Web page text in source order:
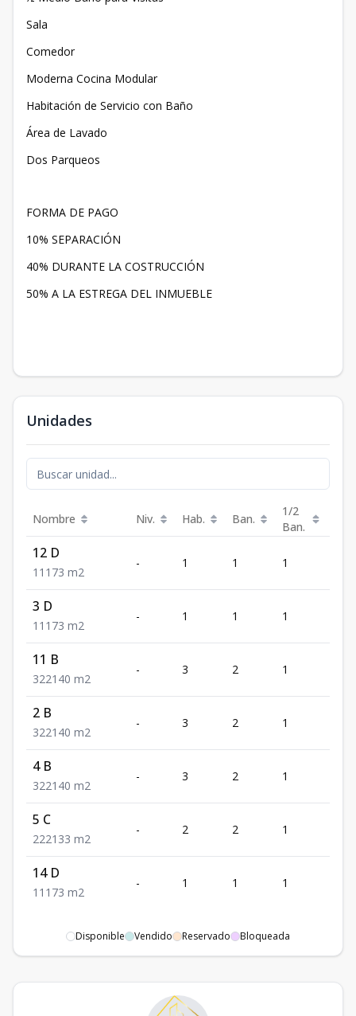
Sala
Comedor
Moderna Cocina Modular
Habitación de Servicio con Baño
Área de Lavado
Dos Parqueos
FORMA DE PAGO
10% SEPARACIÓN
40% DURANTE LA COSTRUCCIÓN
50% A LA ESTREGA DEL INMUEBLE
Unidades
Nombre Niv. Hab. Ban.
1/2
Ban.
12 D
1 1 1 73 m2
- 1 1 1
3 D
1 1 1 73 m2
- 1 1 1
11 B
322140 m2
- 3 2 1
2 B
322140 m2
- 3 2 1
4 B
322140 m2
- 3 2 1
5 C
222133 m2
- 2 2 1
14 D
1 1 1 73 m2
- 1 1 1
Disponible Vendido Reservado Bloqueada